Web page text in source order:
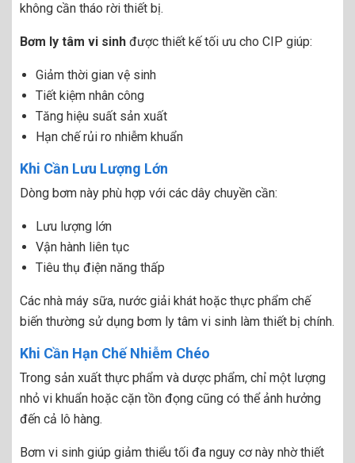
không cần tháo rời thiết bị.
Bơm ly tâm vi sinh được thiết kế tối ưu cho CIP giúp:
Giảm thời gian vệ sinh
Tiết kiệm nhân công
Tăng hiệu suất sản xuất
Hạn chế rủi ro nhiễm khuẩn
Khi Cần Lưu Lượng Lớn
Dòng bơm này phù hợp với các dây chuyền cần:
Lưu lượng lớn
Vận hành liên tục
Tiêu thụ điện năng thấp
Các nhà máy sữa, nước giải khát hoặc thực phẩm chế
biến thường sử dụng bơm ly tâm vi sinh làm thiết bị chính.
Khi Cần Hạn Chế Nhiễm Chéo
Trong sản xuất thực phẩm và dược phẩm, chỉ một lượng
nhỏ vi khuẩn hoặc cặn tồn đọng cũng có thể ảnh hưởng
đến cả lô hàng.
Bơm vi sinh giúp giảm thiểu tối đa nguy cơ này nhờ thiết